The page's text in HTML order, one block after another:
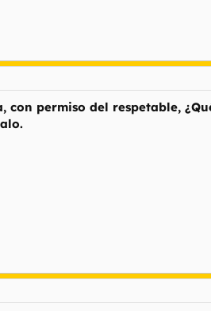
con permiso del respetable,